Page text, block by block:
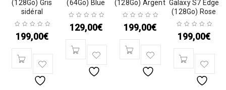
(128Go) Gris
sidéral
199,00€
(64Go) Blue
129,00€
(128Go) Argent
199,00€
Galaxy S7 Edge
(128Go) Rose
199,00€